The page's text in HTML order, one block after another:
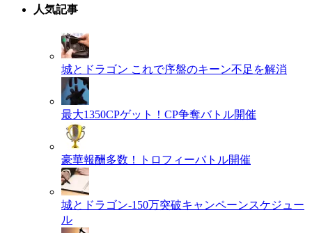
人気記事
城とドラゴン これで序盤のキーン不足を解消
最大1350CPゲット！CP争奪バトル開催
豪華報酬多数！トロフィーバトル開催
城とドラゴン-150万突破キャンペーンスケジュー
ル